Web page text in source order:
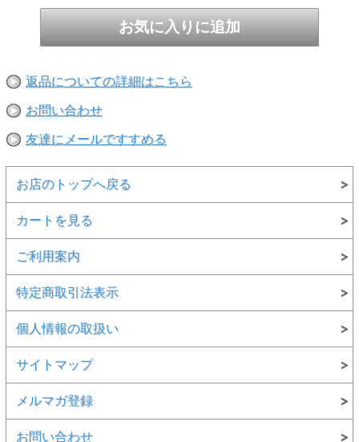
※撮影時の環境やご使用のPCモニター等の環境により実際の色味と
多少異なる場合があります。
す。完売や欠品の場合は大変ご迷惑をおかけしますが、予めご了承の
うえ注文いただきますようお願い申し上げます。
返品についての詳細はこちら
お問い合わせ
友達にメールですすめる
お店のトップへ戻る
カートを見る
ご利用案内
特定商取引法表示
個人情報の取扱い
サイトマップ
メルマガ登録
お問い合わせ